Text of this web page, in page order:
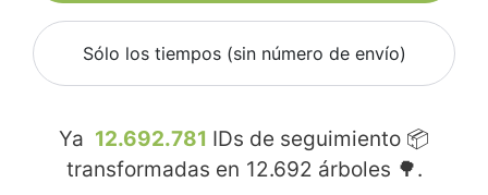
Sólo los tiempos (sin número de envío)
Ya 12.692.781 IDs de seguimiento 📦
transformadas en 12.692 árboles 🌳.